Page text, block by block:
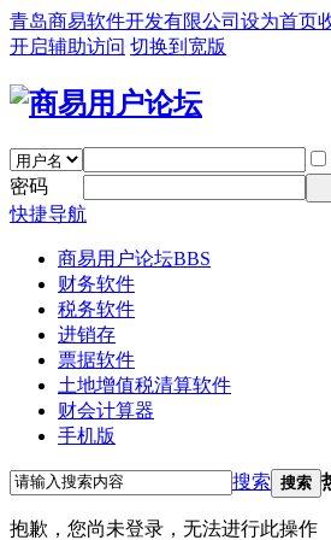
青岛商易软件开发有限公司 设为首页
开启辅助访问 切换到宽版
密码
快捷导航
商易用户论坛BBS
财务软件
税务软件
进销存
票据软件
土地增值税清算软件
财会计算器
手机版
搜索 搜索
抱歉，您尚未登录，无法进行此操作